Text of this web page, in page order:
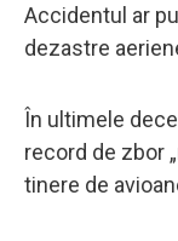
Accidentul ar
dezastre
În ultimele
record de zbor
tinere de